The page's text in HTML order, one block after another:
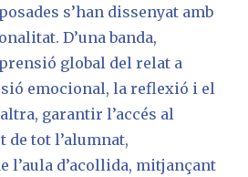
s’han dissenyat amb
D’una banda,
global del relat a
emocional, la reflexió i el
garantir l’accés al
tot l’alumnat,
l’aula d’acollida, mitjançant